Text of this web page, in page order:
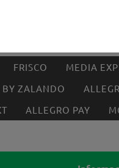
FRISCO MEDIA
BY ZALANDO
ALLEGRO PAY